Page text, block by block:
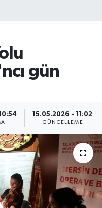
gün
15.05.2026 - 11:02
GÜNCELLEME